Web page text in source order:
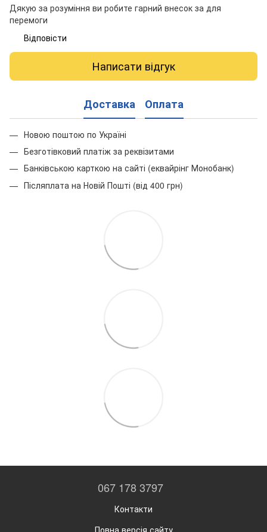
Дякую за розуміння ви робите гарний внесок за для
перемоги
Відповісти
Написати відгук
Доставка Оплата
Новою поштою по Україні
Безготівковий платіж за реквізитами
Банківською карткою на сайті (еквайрінг Монобанк)
Післяплата на Новій Пошті (від 400 грн)
067 178 3797
Контакти
Повна версія сайту